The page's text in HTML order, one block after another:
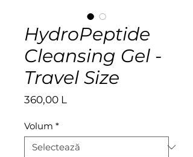
HydroPeptide
Cleansing Gel -
Travel Size
360,00 L
Volum *